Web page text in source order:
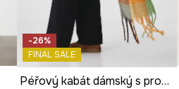
-26%
FINAL SALE
Péřový kabát dámský s prošíváním